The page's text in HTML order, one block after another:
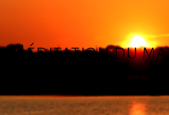
Méditation du